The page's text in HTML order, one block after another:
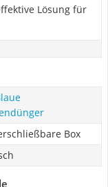
Lösung für
Box